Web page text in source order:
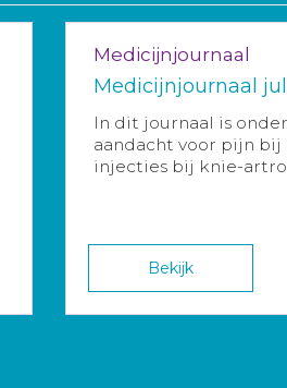
Medicijnjournaal
Medicijnjournaal
In dit journaal is
aandacht voor pijn bij
injecties bij knie-
Bekijk